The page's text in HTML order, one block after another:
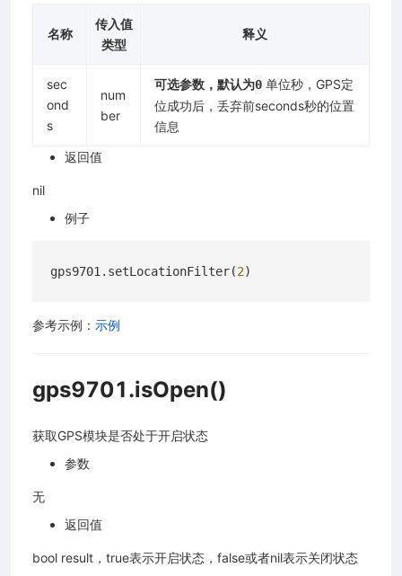
名称
传入值
类型
释义
sec
ond
s
num
ber
可选参数，默认为0 单位秒，GPS定
位成功后，丢弃前seconds秒的位置
信息
返回值
nil
例子
gps9701.setLocationFilter(2
参考示例： 示例
gps9701.isOpen()
获取GPS模块是否处于开启状态
参数
无
返回值
bool result，true表示开启状态，false或者nil表示关闭状态